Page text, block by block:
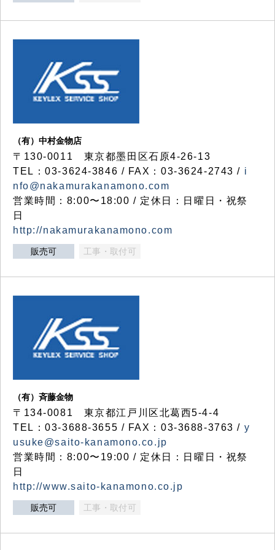
（有）中村金物店
〒130-0011 東京都墨田区石原4-26-13
TEL：03-3624-3846 / FAX：03-3624-2743 / i
nfo@nakamurakanamono.com
営業時間：8:00〜18:00 / 定休日：日曜日・祝祭
日
http://nakamurakanamono.com
販売可 工事・取付可
（有）斉藤金物
〒134-0081 東京都江戸川区北葛西5-4-4
TEL：03-3688-3655 / FAX：03-3688-3763 / y
usuke@saito-kanamono.co.jp
営業時間：8:00〜19:00 / 定休日：日曜日・祝祭
日
http://www.saito-kanamono.co.jp
販売可 工事・取付可